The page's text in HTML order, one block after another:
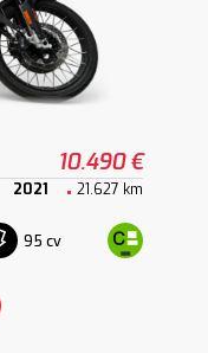
10.490 €
2021 21.627 km
95 cv